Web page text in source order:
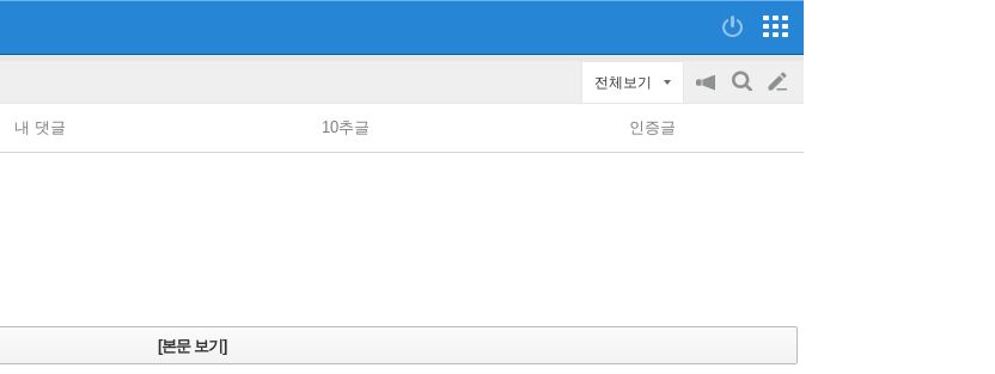
전체보기
공
on/off
검
글
쓰
내 댓글 10추글 인증글
[본문 보기]